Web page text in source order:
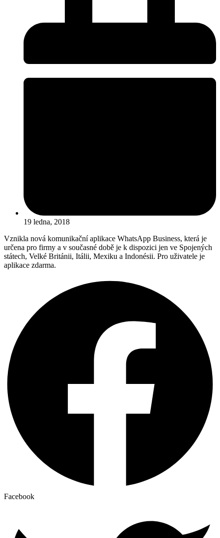
19 ledna, 2018
Vznikla nová komunikační aplikace WhatsApp Business, která je
určena pro firmy a v současné době je k dispozici jen ve Spojených
státech, Velké Británii, Itálii, Mexiku a Indonésii. Pro uživatele je
aplikace zdarma.
Facebook